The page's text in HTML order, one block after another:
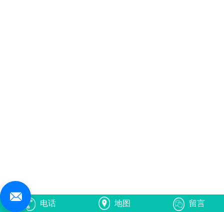
电话 地图 留言